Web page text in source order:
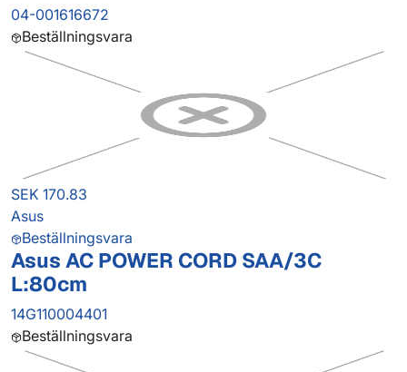
04-001616672
Beställningsvara
SEK 170.83
Asus
Beställningsvara
Asus AC POWER CORD SAA/3C
L:80cm
14G110004401
Beställningsvara